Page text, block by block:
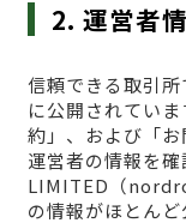
2. 運営者
信頼できる取引
に公開されてい
約」、および「お
運営者の情報を
LIMITED（
の情報がほとん